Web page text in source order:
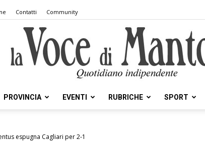
Contatti Community
PROVINCIA EVENTI RUBRICHE SPORT
espugna Cagliari per 2-1